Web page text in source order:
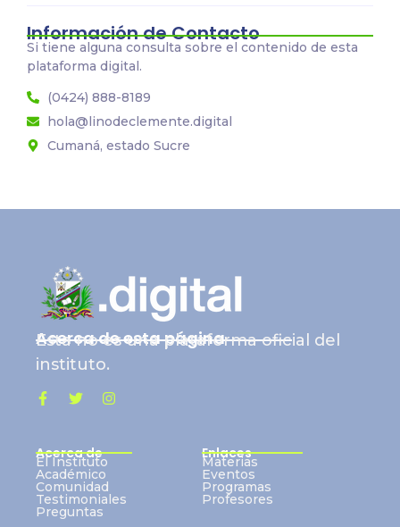
Información de Contacto
Si tiene alguna consulta sobre el contenido de esta
plataforma digital.
(0424) 888-8189
hola@linodeclemente.digital
Cumaná, estado Sucre
Acerca de esta página
Esta no es una plataforma oficial del
instituto.
Acerca de
El Instituto
Académico
Comunidad
Testimoniales
Preguntas
Enlaces
Materias
Eventos
Programas
Profesores